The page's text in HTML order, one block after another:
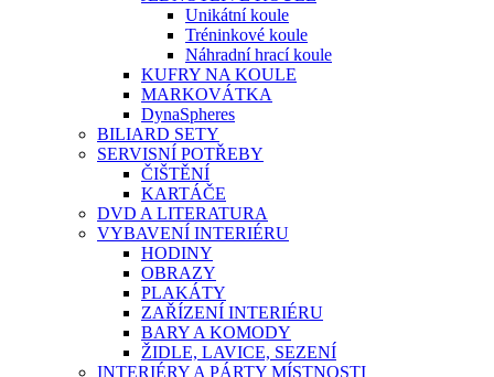
Unikátní koule
Tréninkové koule
Náhradní hrací koule
KUFRY NA KOULE
MARKOVÁTKA
DynaSpheres
BILIARD SETY
SERVISNÍ POTŘEBY
ČIŠTĚNÍ
KARTÁČE
DVD A LITERATURA
VYBAVENÍ INTERIÉRU
HODINY
OBRAZY
PLAKÁTY
ZAŘÍZENÍ INTERIÉRU
BARY A KOMODY
ŽIDLE, LAVICE, SEZENÍ
INTERIÉRY A PÁRTY MÍSTNOSTI